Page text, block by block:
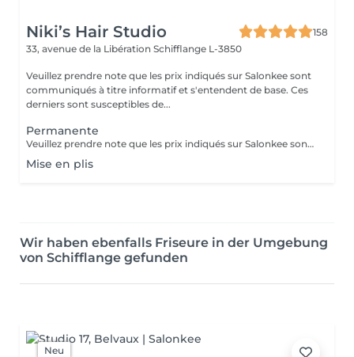
Niki’s Hair Studio
158
33, avenue de la Libération Schifflange L-3850
Veuillez prendre note que les prix indiqués sur Salonkee sont
communiqués à titre informatif et s'entendent de base. Ces
derniers sont susceptibles de...
Permanente
Veuillez prendre note que les prix indiqués sur Salonkee sont communiqués à titre informatif et s'entendent de base. Ces derniers sont susceptibles de varier selon le diagnostic réalisé à votre arrivée au salon et l'expertise du professionnel à qui vous confiez votre beauté. Dans tous les cas, un devis précis vous sera proposé et toutes réalisations de prestations seront effectuées avec votre accord. Un grand merci d'avance pour votre compréhension. Au plaisir de vous revoir très vite.
Mise en plis
Wir haben ebenfalls Friseure in der Umgebung
von Schifflange gefunden
Neu